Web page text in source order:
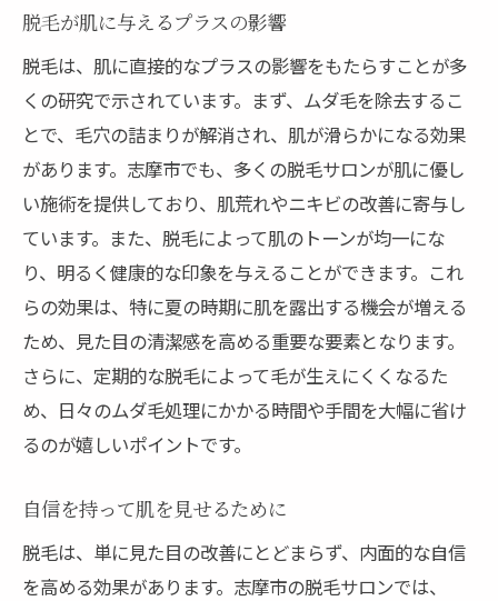
脱毛が肌に与えるプラスの影響
脱毛は、肌に直接的なプラスの影響をもたらすことが多
くの研究で示されています。まず、ムダ毛を除去するこ
とで、毛穴の詰まりが解消され、肌が滑らかになる効果
があります。志摩市でも、多くの脱毛サロンが肌に優し
い施術を提供しており、肌荒れやニキビの改善に寄与し
ています。また、脱毛によって肌のトーンが均一にな
り、明るく健康的な印象を与えることができます。これ
らの効果は、特に夏の時期に肌を露出する機会が増える
ため、見た目の清潔感を高める重要な要素となります。
さらに、定期的な脱毛によって毛が生えにくくなるた
め、日々のムダ毛処理にかかる時間や手間を大幅に省け
るのが嬉しいポイントです。
自信を持って肌を見せるために
脱毛は、単に見た目の改善にとどまらず、内面的な自信
を高める効果があります。志摩市の脱毛サロンでは、